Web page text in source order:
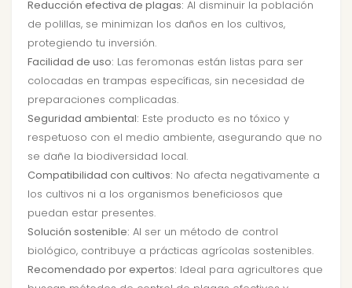
Reducción efectiva de plagas: Al disminuir la población
de polillas, se minimizan los daños en los cultivos,
protegiendo tu inversión.
Facilidad de uso: Las feromonas están listas para ser
colocadas en trampas específicas, sin necesidad de
preparaciones complicadas.
Seguridad ambiental: Este producto es no tóxico y
respetuoso con el medio ambiente, asegurando que no
se dañe la biodiversidad local.
Compatibilidad con cultivos: No afecta negativamente a
los cultivos ni a los organismos beneficiosos que
puedan estar presentes.
Solución sostenible: Al ser un método de control
biológico, contribuye a prácticas agrícolas sostenibles.
Recomendado por expertos: Ideal para agricultores que